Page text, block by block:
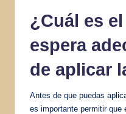
¿Cuál es
espera
de aplicar
Antes de que puedas
es importante permitir que